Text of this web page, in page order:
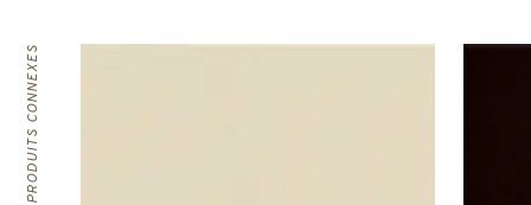
PRODUITS CONNEXES